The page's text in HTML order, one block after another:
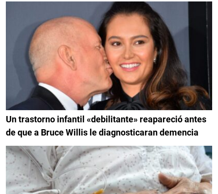
Un trastorno infantil «debilitante» reapareció antes
de que a Bruce Willis le diagnosticaran demencia